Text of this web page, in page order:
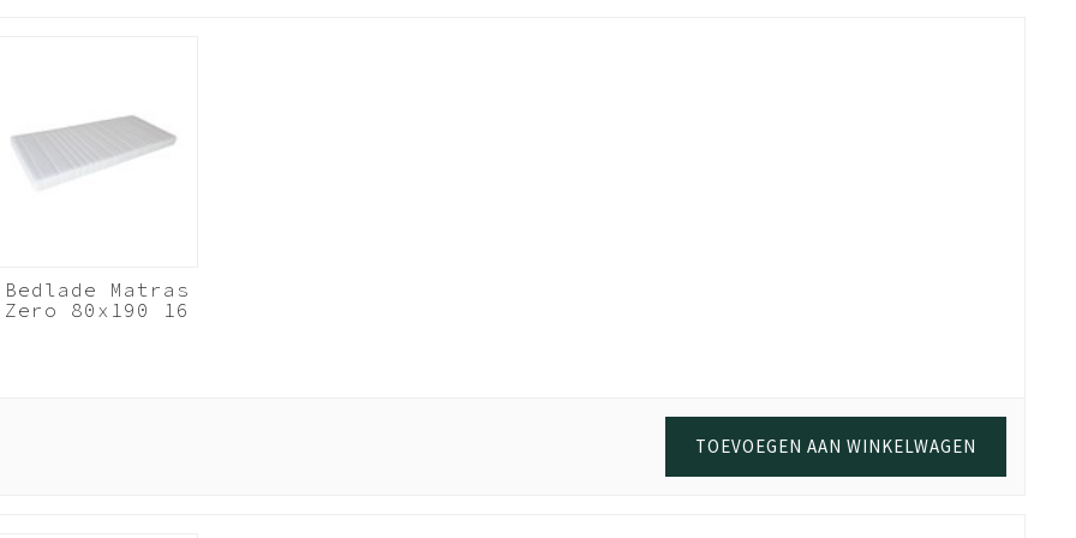
Bedlade Matras
Zero 80x190 16
TOEVOEGEN AAN WINKELWAGEN